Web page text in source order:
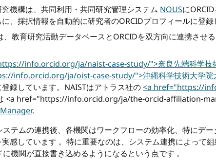
究機構は、共同利用・共同研究管理システム NOUSに
、採択情報を自動的に研究者のORCIDプロフィールに登録
、教育研究活動データベースとORCIDを双方向に連携させ
info.orcid.org/ja/naist-case-study/">奈良先端科学技
info.orcid.org/ja/oist-case-study/">沖縄科学技術大学院
録しています。NAISTはアトラス社の<a href="https://
<a href="https://info.orcid.org/ja/the-orcid-affiliation-
.
ステムの連携後、各機関はワークフローの効率化、特にデ
感しています 。特に重要なのは、システム連携によって
機関が直接書き込めるようになるという点です 。